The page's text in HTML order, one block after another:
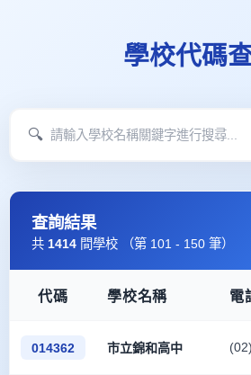
學校代碼
🔍
查詢結果
共 1414 間學校 （第 101 - 150 筆）
代碼 學校名稱 電
014362 市立錦和高中